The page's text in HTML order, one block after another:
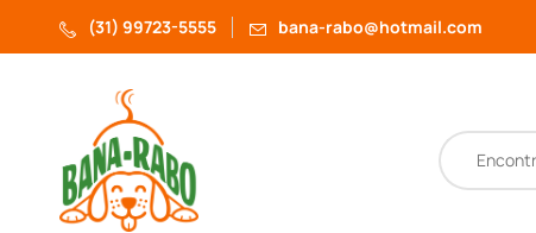
(31) 99723-5555 bana-rabo@hotmail.com